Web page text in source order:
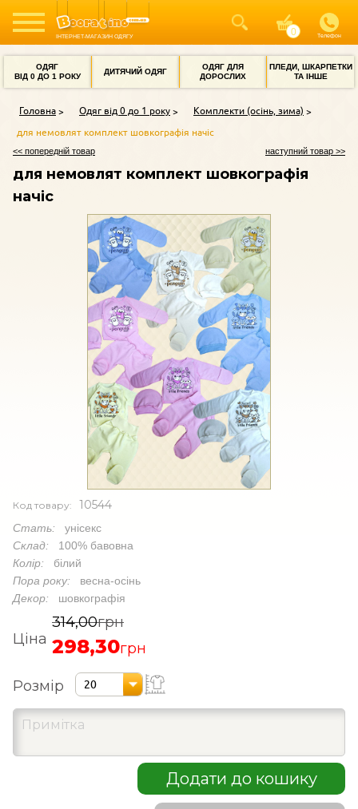
ІНТЕРНЕТ-МАГАЗИН ОДЯГУ Телефон
ОДЯГ
ВІД 0 ДО 1 РОКУ
ДИТЯЧИЙ ОДЯГ
ОДЯГ ДЛЯ
ДОРОСЛИХ
ПЛЕДИ, ШКАРПЕТКИ
ТА ІНШЕ
Головна Одяг від 0 до 1 року
Комплекти (осінь, зима)
для немовлят комплект шовкографія начіс
<< попередній товар наступний товар >>
для немовлят комплект шовкографія
начіс
Код товару: 10544
Стать: унісекс
Склад: 100% бавовна
Колір: білий
Пора року: весна-осінь
Декор: шовкографія
Ціна
314,00грн
298,30грн
Розмір 20
Додати до кошику